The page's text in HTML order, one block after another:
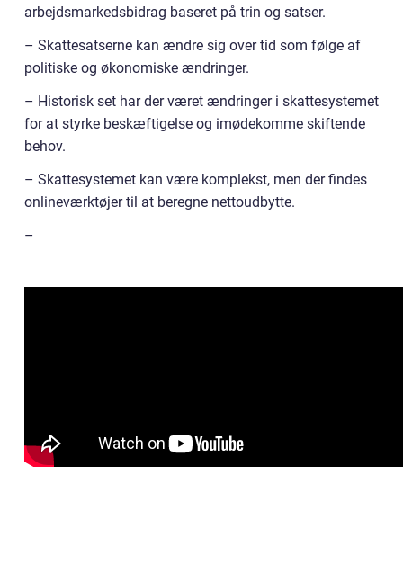
arbejdsmarkedsbidrag baseret på trin og satser.
– Skattesatserne kan ændre sig over tid som følge af
politiske og økonomiske ændringer.
– Historisk set har der været ændringer i skattesystemet
for at styrke beskæftigelse og imødekomme skiftende
behov.
– Skattesystemet kan være komplekst, men der findes
onlineværktøjer til at beregne nettoudbytte.
–